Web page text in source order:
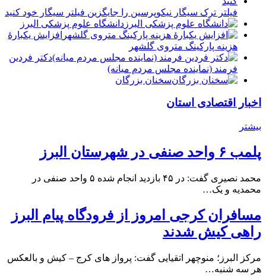
فیلتر ترک سیگار نیکوپرسین را جایگزین فیلتر سیگار خود کنید
دانشگاه علوم پزشکی البرز
افزایش یکبارۀ
هزینه پارکینگ متروی گلشهر
دكتر فردين
فرمند (نماينده مجلس مردم میانه)
سخنان بزرگان
اخبار اقتصادی استان
بیشتر
پلمب ۶ واحد صنفی در شهرستان البرز
محمد نصیری گفت: در ۴۵ بازدید انجام شده ۵ واحد صنفی در
محمدیه و یک…
مسافران کرجی امروز از فرودگاه پیام البرز
راهی کیش شدند
مرکز البرز؛ منوچهر اتقیایی گفت: پرواز های کرج – کیش و بالعکس
هر سه شنبه…